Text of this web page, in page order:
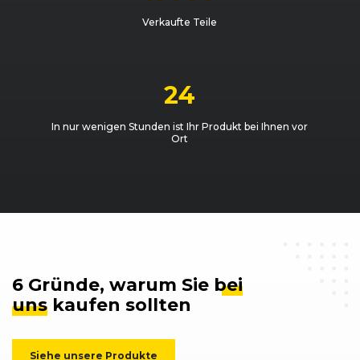
Golf (V) GTI (11/04 - 08/08)
Verkaufte Teile
24
In nur wenigen Stunden ist Ihr Produkt bei Ihnen vor
Ort
6 Gründe, warum Sie bei
uns kaufen sollten
Siehe unsere Produkte